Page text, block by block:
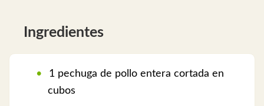
Ingredientes
1 pechuga de pollo entera cortada en
cubos